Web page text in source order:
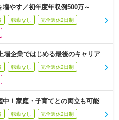
増やす／初年度年収例500万～
転勤なし 完全週休2日制
場企業ではじめる最後のキャリア
転勤なし 完全週休2日制
中！家庭・子育てとの両立も可能
転勤なし 完全週休2日制